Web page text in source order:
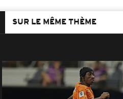
SUR LE MÊME THÈME